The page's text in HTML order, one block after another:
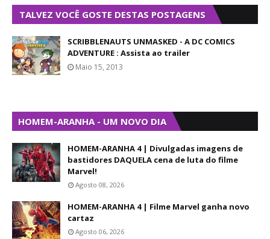
TALVEZ VOCÊ GOSTE DESTAS POSTAGENS
SCRIBBLENAUTS UNMASKED - A DC COMICS
ADVENTURE : Assista ao trailer
Maio 15, 2013
HOMEM-ARANHA - UM NOVO DIA
HOMEM-ARANHA 4 | Divulgadas imagens de
bastidores DAQUELA cena de luta do filme
Marvel!
Agosto 08, 2026
HOMEM-ARANHA 4 | Filme Marvel ganha novo
cartaz
Agosto 06, 2026